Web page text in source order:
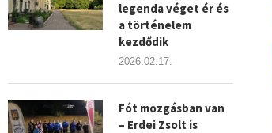
legenda véget ér és
a történelem
kezdődik
2026.02.17.
Fót mozgásban van
– Erdei Zsolt is